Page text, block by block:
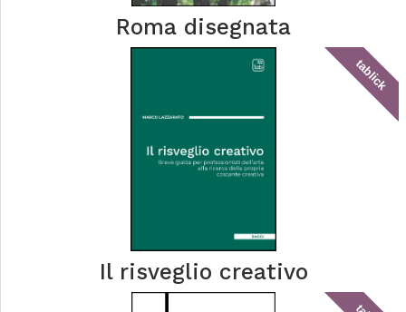
Roma disegnata
tablick
Il risveglio creativo